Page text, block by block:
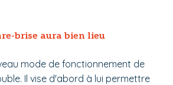
brise aura bien lieu
mode de fonctionnement de
Il vise d'abord à lui permettre